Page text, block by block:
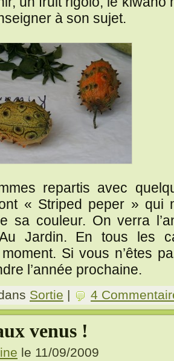
à son sujet.
repartis avec
« Striped peper » qui
sa couleur. On verra
Jardin. En tous les
Si vous n’êtes
l’année prochaine.
Sortie | 4
venus !
le 11/09/2009